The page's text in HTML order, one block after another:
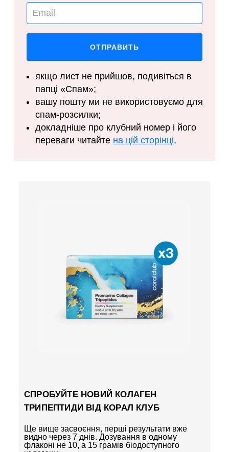
якщо лист не прийшов, подивіться в
папці «Спам»;
вашу пошту ми не використовуємо для
спам-розсилки;
докладніше про клубний номер і його
переваги читайте на цій сторінці.
СПРОБУЙТЕ НОВИЙ КОЛАГЕН
ТРИПЕПТИДИ ВІД КОРАЛ КЛУБ
Ще вище засвоєння, перші результати вже
видно через 7 днів. Дозування в одному
флаконі не 10, а 15 грамів біодоступного